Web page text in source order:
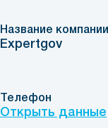
Название компании
Expertgov
Телефон
Открыть данные